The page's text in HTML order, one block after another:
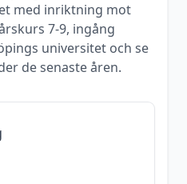
med inriktning mot
7-9, ingång
universitet och se
de senaste åren.